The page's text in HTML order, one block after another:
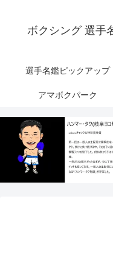
ボクシング 選
選手名鑑ピックアップ
アマボクパーク